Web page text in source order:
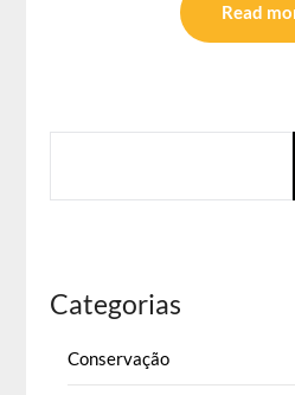
Read
Categorias
Conservação